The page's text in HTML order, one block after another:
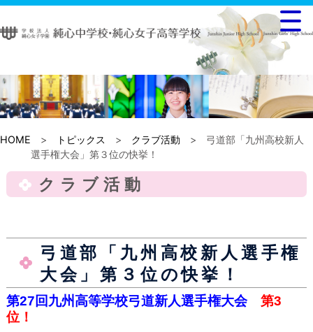
HOME > トピックス > クラブ活動 > 弓道部「九州高校新人
選手権大会」第３位の快挙！
クラブ活動
弓道部「九州高校新人選手権
大会」第３位の快挙！
第27回九州高等学校弓道新人選手権大会
第3
位！